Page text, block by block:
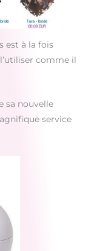
est à la fois
comme il
sa nouvelle
service